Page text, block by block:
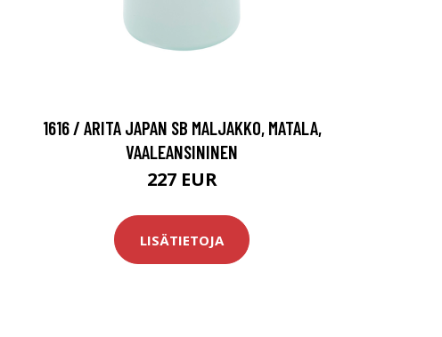
1616 / ARITA JAPAN SB MALJAKKO, MATALA,
VAALEANSININEN
227 EUR
LISÄTIETOJA